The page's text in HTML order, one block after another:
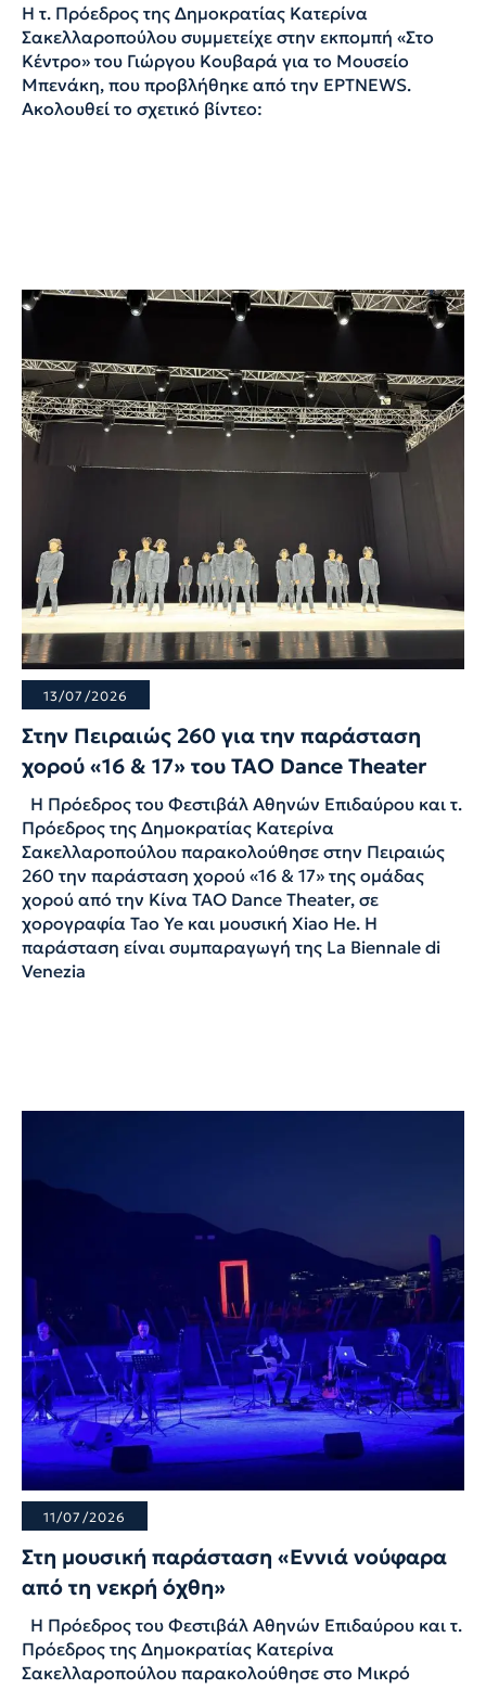
Η τ. Πρόεδρος της Δημοκρατίας Κατερίνα
Σακελλαροπούλου συμμετείχε στην εκπομπή «Στο
Κέντρο» του Γιώργου Κουβαρά για το Μουσείο
Μπενάκη, που προβλήθηκε από την ΕΡΤNEWS.
Ακολουθεί το σχετικό βίντεο:
13/07/2026
Στην Πειραιώς 260 για την παράσταση
χορού «16 & 17» του TAO Dance Theater
Η Πρόεδρος του Φεστιβάλ Αθηνών Επιδαύρου και τ.
Πρόεδρος της Δημοκρατίας Κατερίνα
Σακελλαροπούλου παρακολούθησε στην Πειραιώς
260 την παράσταση χορού «16 & 17» της ομάδας
χορού από την Κίνα TAO Dance Theater, σε
χορογραφία Tao Ye και μουσική Xiao He. Η
παράσταση είναι συμπαραγωγή της La Biennale di
Venezia
11/07/2026
Στη μουσική παράσταση «Εννιά νούφαρα
από τη νεκρή όχθη»
Η Πρόεδρος του Φεστιβάλ Αθηνών Επιδαύρου και τ.
Πρόεδρος της Δημοκρατίας Κατερίνα
Σακελλαροπούλου παρακολούθησε στο Μικρό